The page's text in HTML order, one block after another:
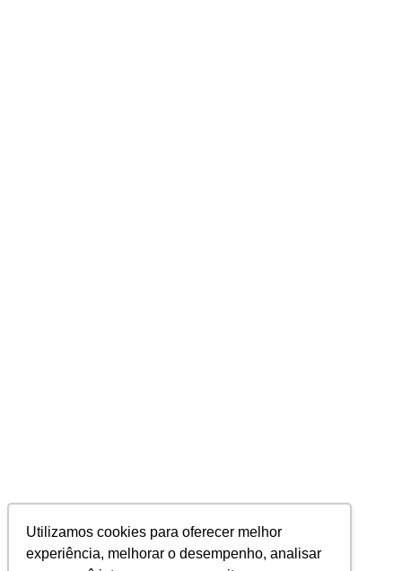
Utilizamos cookies para oferecer melhor
experiência, melhorar o desempenho, analisar